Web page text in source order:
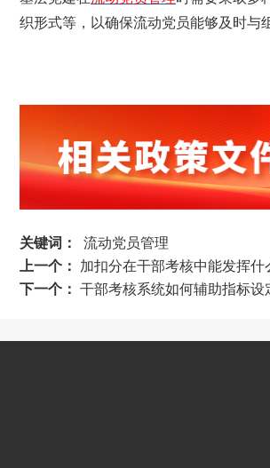
织形式等，以确保流动党员能够及时与
关键词：
流动党员管理
上一个：
加扣分在干部考核中能发挥什
下一个： 干部考核系统如何辅助指标设